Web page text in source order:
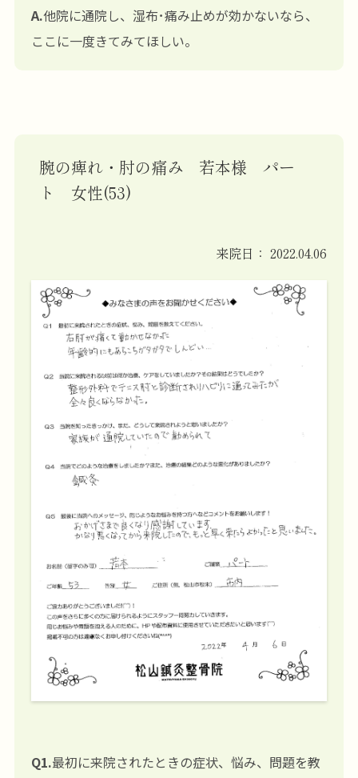
A.他院に通院し、湿布･痛み止めが効かないなら、
ここに一度きてみてほしい。
腕の痺れ・肘の痛み 若本様 パー
ト 女性(53)
来院日： 2022.04.06
Q1.最初に来院されたときの症状、悩み、問題を教